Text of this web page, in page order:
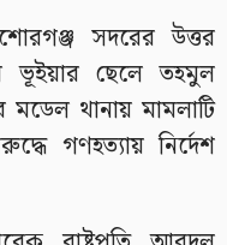
সদরের উত্তর
ভূইয়ার ছেলে তহমুল
থানায় মামলাটি
গণহত্যায় নির্দেশ